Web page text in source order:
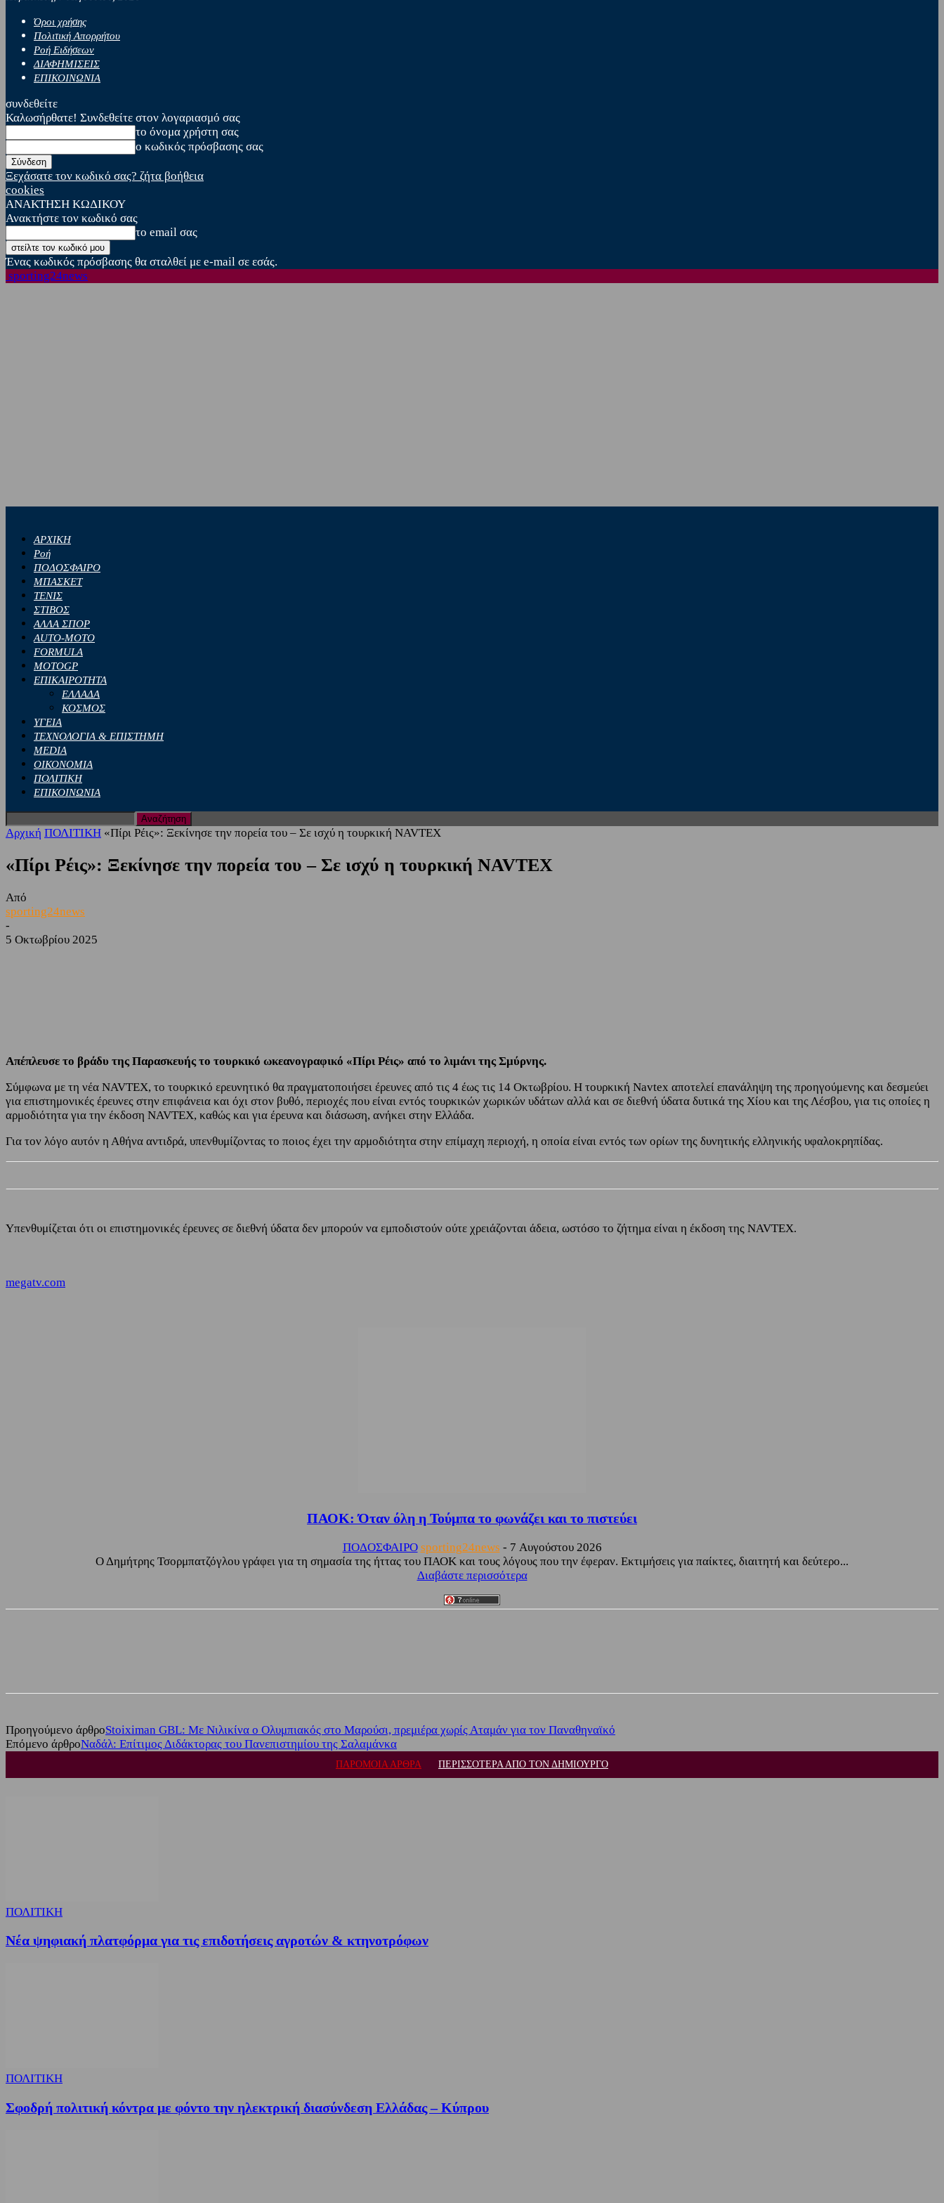
Όροι χρήσης
Πολιτική Απορρήτου
Ροή Ειδήσεων
ΔΙΑΦΗΜΙΣΕΙΣ
ΕΠΙΚΟΙΝΩΝΙΑ
συνδεθείτε
Καλωσήρθατε! Συνδεθείτε στον λογαριασμό σας
το όνομα χρήστη σας
ο κωδικός πρόσβασης σας
Ξεχάσατε τον κωδικό σας? ζήτα βοήθεια
cookies
ΑΝΑΚΤΗΣΗ ΚΩΔΙΚΟΥ
Ανακτήστε τον κωδικό σας
το email σας
Ένας κωδικός πρόσβασης θα σταλθεί με e-mail σε εσάς.
sporting24news
ΑΡΧΙΚΗ
Ροή
ΠΟΔΟΣΦΑΙΡΟ
ΜΠΑΣΚΕΤ
ΤΕΝΙΣ
ΣΤΙΒΟΣ
ΑΛΛΑ ΣΠΟΡ
AUTO-MOTO
FORMULA
MOTOGP
ΕΠΙΚΑΙΡΟΤΗΤΑ
ΕΛΛΑΔΑ
ΚΟΣΜΟΣ
ΥΓΕΙΑ
ΤΕΧΝΟΛΟΓΙΑ & ΕΠΙΣΤΗΜΗ
MEDIA
ΟΙΚΟΝΟΜΙΑ
ΠΟΛΙΤΙΚΗ
ΕΠΙΚΟΙΝΩΝΙΑ
Αρχική ΠΟΛΙΤΙΚΗ «Πίρι Ρέις»: Ξεκίνησε την πορεία του – Σε ισχύ η τουρκική NAVTEX
«Πίρι Ρέις»: Ξεκίνησε την πορεία του – Σε ισχύ η τουρκική NAVTEX
Από
sporting24news
-
5 Οκτωβρίου 2025
Απέπλευσε το βράδυ της Παρασκευής το τουρκικό ωκεανογραφικό «Πίρι Ρέις» από το λιμάνι της Σμύρνης.
Σύμφωνα με τη νέα NAVTEX, το τουρκικό ερευνητικό θα πραγματοποιήσει έρευνες από τις 4 έως τις 14 Οκτωβρίου. Η τουρκική Navtex αποτελεί επανάληψη της προηγούμενης και δεσμεύει
για επιστημονικές έρευνες στην επιφάνεια και όχι στον βυθό, περιοχές που είναι εντός τουρκικών χωρικών υδάτων αλλά και σε διεθνή ύδατα δυτικά της Χίου και της Λέσβου, για τις οποίες η
αρμοδιότητα για την έκδοση NAVTEX, καθώς και για έρευνα και διάσωση, ανήκει στην Ελλάδα.
Για τον λόγο αυτόν η Αθήνα αντιδρά, υπενθυμίζοντας το ποιος έχει την αρμοδιότητα στην επίμαχη περιοχή, η οποία είναι εντός των ορίων της δυνητικής ελληνικής υφαλοκρηπίδας.
Υπενθυμίζεται ότι οι επιστημονικές έρευνες σε διεθνή ύδατα δεν μπορούν να εμποδιστούν ούτε χρειάζονται άδεια, ωστόσο το ζήτημα είναι η έκδοση της NAVTEX.
megatv.com
ΠΑΟΚ: Όταν όλη η Τούμπα το φωνάζει και το πιστεύει
ΠΟΔΟΣΦΑΙΡΟ sporting24news - 7 Αυγούστου 2026
Ο Δημήτρης Τσορμπατζόγλου γράφει για τη σημασία της ήττας του ΠΑΟΚ και τους λόγους που την έφεραν. Εκτιμήσεις για παίκτες, διαιτητή και δεύτερο...
Διαβάστε περισσότερα
Προηγούμενο άρθροStoiximan GBL: Με Νιλικίνα ο Ολυμπιακός στο Μαρούσι, πρεμιέρα χωρίς Αταμάν για τον Παναθηναϊκό
Επόμενο άρθροΝαδάλ: Επίτιμος Διδάκτορας του Πανεπιστημίου της Σαλαμάνκα
ΠΑΡΟΜΟΙΑ ΑΡΘΡΑ ΠΕΡΙΣΣΟΤΕΡΑ ΑΠΟ ΤΟΝ ΔΗΜΙΟΥΡΓΟ
ΠΟΛΙΤΙΚΗ
Νέα ψηφιακή πλατφόρμα για τις επιδοτήσεις αγροτών & κτηνοτρόφων
ΠΟΛΙΤΙΚΗ
Σφοδρή πολιτική κόντρα με φόντο την ηλεκτρική διασύνδεση Ελλάδας – Κύπρου